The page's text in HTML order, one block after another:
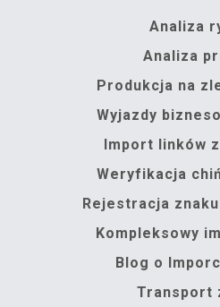
Analiza
Analiza
Produkcja na
Wyjazdy
Import linków
Weryfikacja
Rejestracja
Kompleksowy
Blog o
Transport